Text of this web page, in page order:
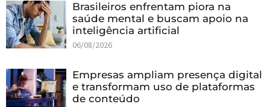
Brasileiros enfrentam piora na
saúde mental e buscam apoio na
inteligência artificial
06/08/2026
Empresas ampliam presença digital
e transformam uso de plataformas
de conteúdo